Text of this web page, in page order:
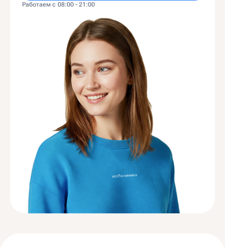
Работаем с 08:00 - 21:00